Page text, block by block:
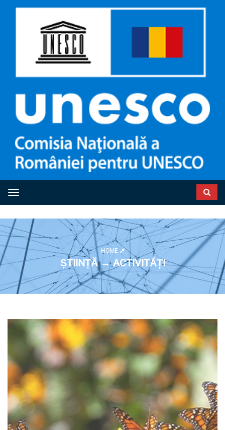
Toggle navigation
HOME
ȘTIINȚĂ → ACTIVITĂȚI